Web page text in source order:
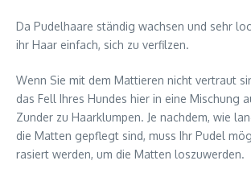
Da Pudelhaare ständig wachsen und sehr
ihr Haar einfach, sich zu verfilzen.
Wenn Sie mit dem Mattieren nicht vertraut
das Fell Ihres Hundes hier in eine Mischung
Zunder zu Haarklumpen. Je nachdem, wie
die Matten gepflegt sind, muss Ihr Pudel
rasiert werden, um die Matten loszuwerden.